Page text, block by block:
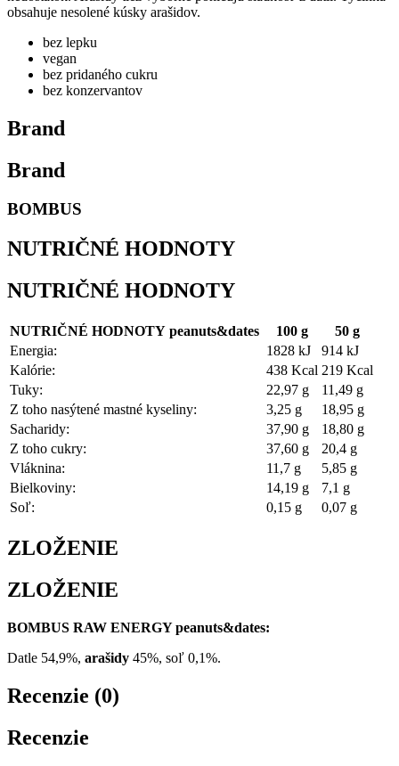
obsahuje nesolené kúsky arašidov.
bez lepku
vegan
bez pridaného cukru
bez konzervantov
Brand
Brand
BOMBUS
NUTRIČNÉ HODNOTY
NUTRIČNÉ HODNOTY
NUTRIČNÉ HODNOTY peanuts&dates 100 g
50 g
Energia:
1828 kJ
914 kJ
Kalórie:
438 Kcal 219 Kcal
Tuky:
22,97 g
11,49 g
Z toho nasýtené mastné kyseliny:
3,25 g
18,95 g
Sacharidy:
37,90 g
18,80 g
Z toho cukry:
37,60 g
20,4 g
Vláknina:
11,7 g
5,85 g
Bielkoviny:
14,19 g
7,1 g
Soľ:
0,15 g 0,07 g
ZLOŽENIE
ZLOŽENIE
BOMBUS RAW ENERGY peanuts&dates:
Datle 54,9%, arašidy 45%, soľ 0,1%.
Recenzie (0)
Recenzie